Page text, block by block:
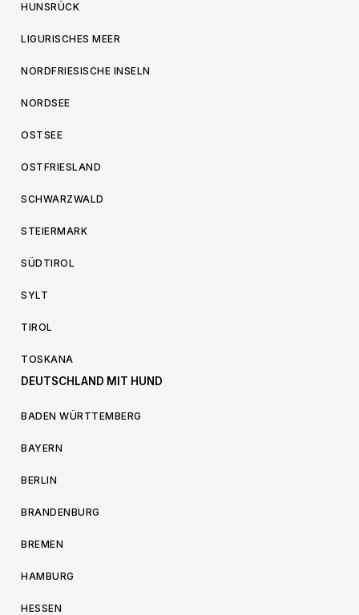
HUNSRÜCK
LIGURISCHES MEER
NORDFRIESISCHE INSELN
NORDSEE
OSTSEE
OSTFRIESLAND
SCHWARZWALD
STEIERMARK
SÜDTIROL
SYLT
TIROL
TOSKANA
DEUTSCHLAND MIT HUND
BADEN WÜRTTEMBERG
BAYERN
BERLIN
BRANDENBURG
BREMEN
HAMBURG
HESSEN